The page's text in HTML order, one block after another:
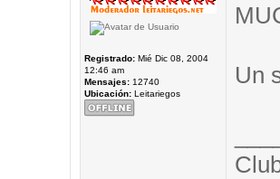
Registrado:Mié Dic 08, 2004
12:46 am
Mensajes:12740
Ubicación:Leitariegos
Un